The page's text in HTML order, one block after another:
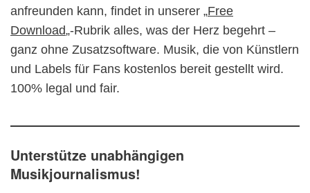
anfreunden kann, findet in unserer „Free
Download„-Rubrik alles, was der Herz begehrt –
ganz ohne Zusatzsoftware. Musik, die von Künstlern
und Labels für Fans kostenlos bereit gestellt wird.
100% legal und fair.
Unterstütze unabhängigen
Musikjournalismus!